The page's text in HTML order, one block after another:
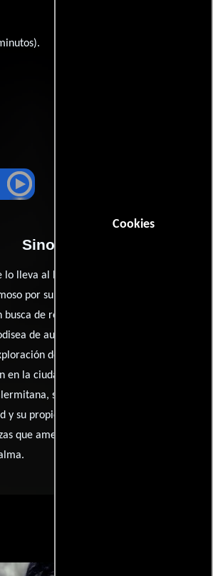
Cookies
Sinopsis
lo lleva al borde de la muerte, un joven
por su vida desenfrenada, decide
de redención. Sin embargo, lo que
de autodescubrimiento se convierte
de secretos ocultos y oscuros
en la ciudad. A medida que se adentra en
se encuentra atrapado entre la
y su propio pasado turbulento,
que amenazan no solo su vida, sino